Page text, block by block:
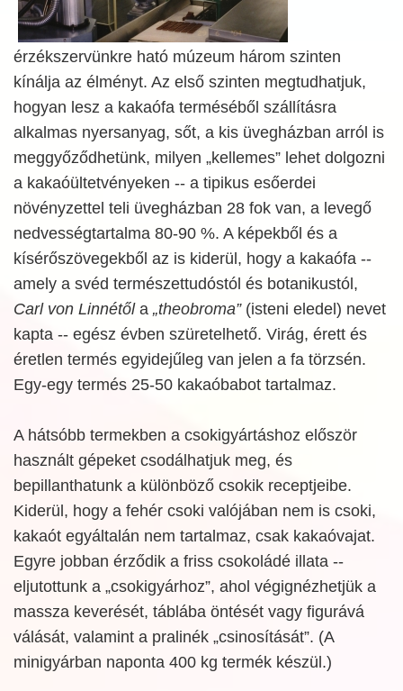
érzékszervünkre ható múzeum három szinten
kínálja az élményt. Az első szinten megtudhatjuk,
hogyan lesz a kakaófa terméséből szállításra
alkalmas nyersanyag, sőt, a kis üvegházban arról is
meggyőződhetünk, milyen „kellemes” lehet dolgozni
a kakaóültetvényeken -- a tipikus esőerdei
növényzettel teli üvegházban 28 fok van, a levegő
nedvességtartalma 80-90 %. A képekből és a
kísérőszövegekből az is kiderül, hogy a kakaófa --
amely a svéd természettudóstól és botanikustól,
Carl von Linnétőla „theobroma”(isteni eledel) nevet
kapta -- egész évben szüretelhető. Virág, érett és
éretlen termés egyidejűleg van jelen a fa törzsén.
Egy-egy termés 25-50 kakaóbabot tartalmaz.
A hátsóbb termekben a csokigyártáshoz először
használt gépeket csodálhatjuk meg, és
bepillanthatunk a különböző csokik receptjeibe.
Kiderül, hogy a fehér csoki valójában nem is csoki,
kakaót egyáltalán nem tartalmaz, csak kakaóvajat.
Egyre jobban érződik a friss csokoládé illata --
eljutottunk a „csokigyárhoz”, ahol végignézhetjük a
massza keverését, táblába öntését vagy figurává
válását, valamint a pralinék „csinosítását”. (A
minigyárban naponta 400 kg termék készül.)